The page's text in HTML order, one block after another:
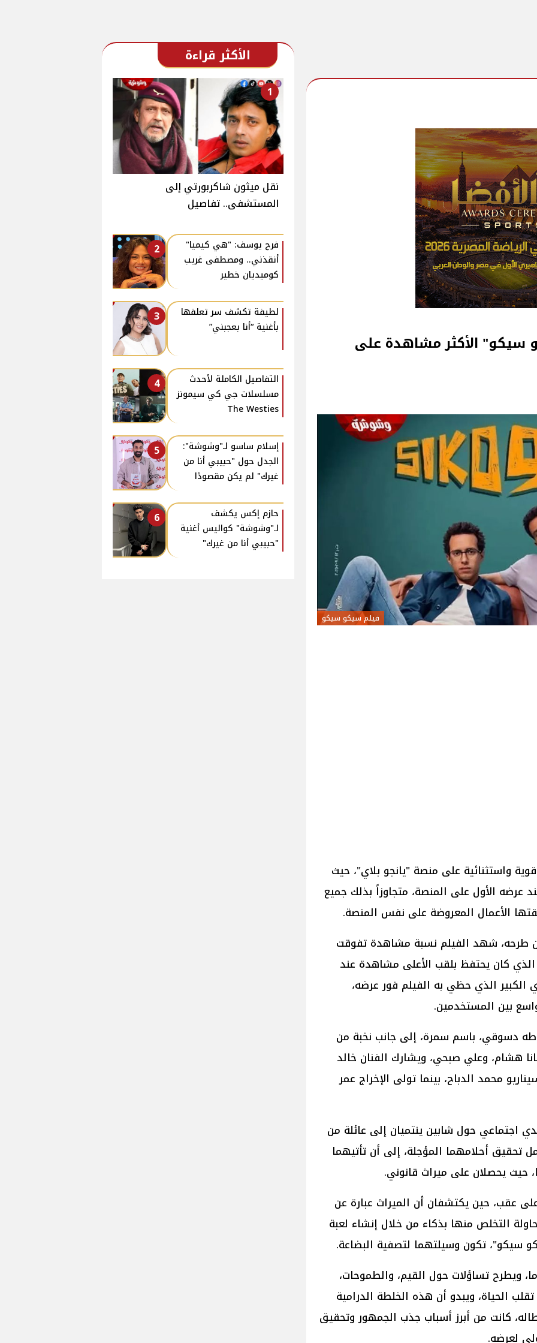
الأكثر مشاهدة على
فيلم سيكو سيكو
واستثنائية على منصة "يانجو بلاي"، حيث
الأول على المنصة، متجاوزاً بذلك جميع
الأعمال المعروضة على نفس المنصة.
من طرحه، شهد الفيلم نسبة مشاهدة تفوقت
الذي كان يحتفظ بلقب الأعلى مشاهدة عند
الكبير الذي حظي به الفيلم فور عرضه،
بين المستخدمين.
دسوقي، باسم سمرة، إلى جانب نخبة من
هشام، وعلي صبحي، ويشارك الفنان خالد
محمد الدباح، بينما تولى الإخراج عمر
اجتماعي حول شابين ينتميان إلى عائلة من
تحقيق أحلامهما المؤجلة، إلى أن تأتيهما
حيث يحصلان على ميراث قانوني.
عقب، حين يكتشفان أن الميراث عبارة عن
التخلص منها بذكاء من خلال إنشاء لعبة
تكون وسيلتهما لتصفية البضاعة.
ويطرح تساؤلات حول القيم، والطموحات،
الحياة، ويبدو أن هذه الخلطة الدرامية
كانت من أبرز أسباب جذب الجمهور وتحقيق
لعرضه.
الأكثر قراءة
1
نقل ميثون شاكربورتي إلى
المستشفى.. تفاصيل
2
فرح يوسف: "هي كيميا"
أنقذني.. ومصطفى غريب
كوميديان خطير
3
لطيفة تكشف سر تعلقها
بأغنية “أنا بعجبني”
4
التفاصيل الكاملة لأحدث
مسلسلات جي كي سيمونز
The Westies
5
إسلام ساسو لـ"وشوشة":
الجدل حول "حبيبي أنا من
غيرك" لم يكن مقصودًا
6
حازم إكس يكشف
لـ"وشوشة" كواليس أغنية
"حبيبي أنا من غيرك"